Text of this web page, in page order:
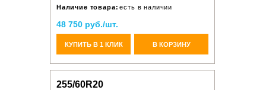
Наличие товара: есть в наличии
48 750 руб./шт.
КУПИТЬ В 1 КЛИК В КОРЗИНУ
255/60R20